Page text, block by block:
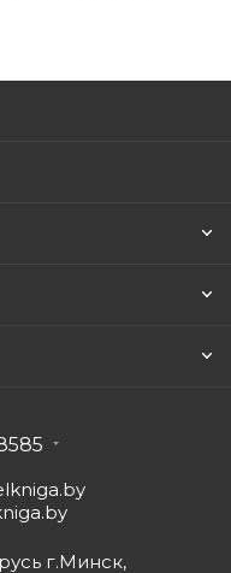
г.Минск,